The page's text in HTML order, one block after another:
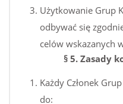
Użytkowanie Grup
odbywać się
celów wskazanych
§ 5. Zasady
Każdy Członek
do: